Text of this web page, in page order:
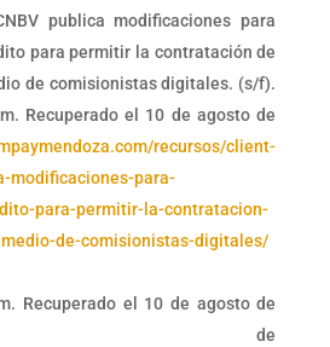
publica modificaciones para
para permitir la contratación de
de comisionistas digitales. (s/f).
Recuperado el 10 de agosto de
recursos/client-
modificaciones-para-
para-permitir-la-contratacion-
de-comisionistas-digitales/
Recuperado el 10 de agosto de
de